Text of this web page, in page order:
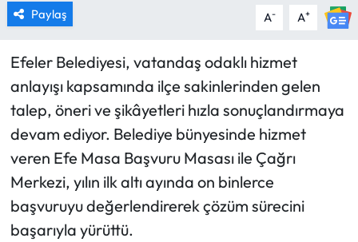
Paylaş A- A+
Efeler Belediyesi, vatandaş odaklı hizmet
anlayışı kapsamında ilçe sakinlerinden gelen
talep, öneri ve şikâyetleri hızla sonuçlandırmaya
devam ediyor. Belediye bünyesinde hizmet
veren Efe Masa Başvuru Masası ile Çağrı
Merkezi, yılın ilk altı ayında on binlerce
başvuruyu değerlendirerek çözüm sürecini
başarıyla yürüttü.
RESMİ İLANLAR
HABER İLAN